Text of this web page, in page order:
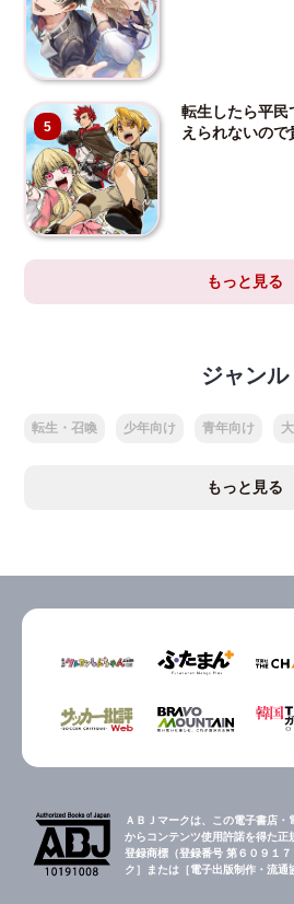
5
転生したら平民
えられないので
もっと見る
ジャンル
転生・召喚 少年向け 青年向け
もっと見る
ＡＢＪマークは、この電子書店
からコンテンツ使用許諾を得た正
登録商標（登録番号 第６０９１
ク］または［電子出版制作・流通